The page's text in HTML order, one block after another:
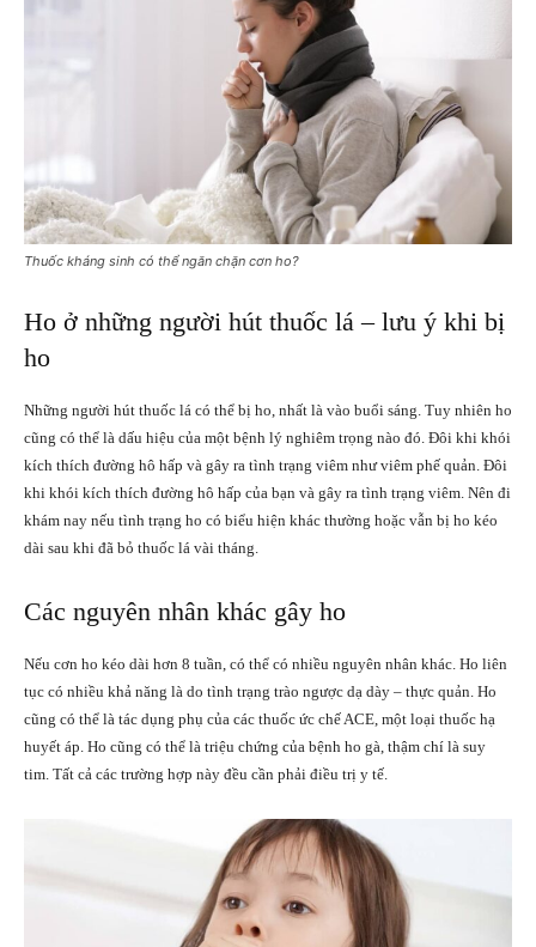
Thuốc kháng sinh có thể ngăn chặn cơn ho?
Ho ở những người hút thuốc lá – lưu ý khi bị
ho
Những người hút thuốc lá có thể bị ho, nhất là vào buổi sáng. Tuy nhiên ho
cũng có thể là dấu hiệu của một bệnh lý nghiêm trọng nào đó. Đôi khi khói
kích thích đường hô hấp và gây ra tình trạng viêm như viêm phế quản. Đôi
khi khói kích thích đường hô hấp của bạn và gây ra tình trạng viêm. Nên đi
khám nay nếu tình trạng ho có biểu hiện khác thường hoặc vẫn bị ho kéo
dài sau khi đã bỏ thuốc lá vài tháng.
Các nguyên nhân khác gây ho
Nếu cơn ho kéo dài hơn 8 tuần, có thể có nhiều nguyên nhân khác. Ho liên
tục có nhiều khả năng là do tình trạng trào ngược dạ dày – thực quản. Ho
cũng có thể là tác dụng phụ của các thuốc ức chế ACE, một loại thuốc hạ
huyết áp. Ho cũng có thể là triệu chứng của bệnh ho gà, thậm chí là suy
tim. Tất cả các trường hợp này đều cần phải điều trị y tế.